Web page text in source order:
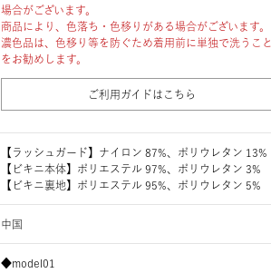
場合がございます。
商品により、色落ち・色移りがある場合がございます。
濃色品は、色移り等を防ぐため着用前に単独で洗うこと
をお勧めします。
ご利用ガイドはこちら
【ラッシュガード】ナイロン 87%、ポリウレタン 13%
【ビキニ本体】ポリエステル 97%、ポリウレタン 3%
【ビキニ裏地】ポリエステル 95%、ポリウレタン 5%
中国
◆model01